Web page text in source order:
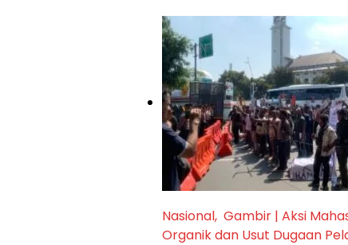
Nasional, Gambir | Aksi
Organik dan Usut Dugaan